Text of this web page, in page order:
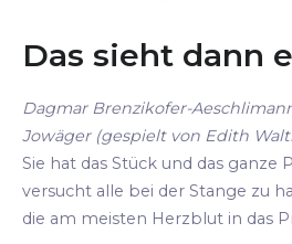
Das sieht dann
Dagmar Brenzikofer-
Jowäger (gespielt von Edith
Sie hat das Stück und das ganze
versucht alle bei der Stange zu
die am meisten Herzblut in das